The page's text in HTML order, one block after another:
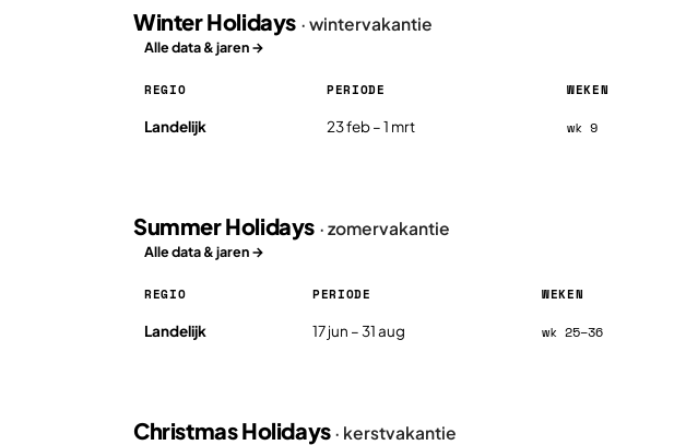
Winter Holidays · wintervakantie
Alle data & jaren →
Winter Holidays in Estland 2026, per regio
REGIO PERIODE WEKEN
Landelijk 23 feb – 1 mrt wk 9
Summer Holidays · zomervakantie
Alle data & jaren →
Summer Holidays in Estland 2026, per regio
REGIO PERIODE WEKEN
Landelijk 17 jun – 31 aug wk 25–36
Christmas Holidays · kerstvakantie